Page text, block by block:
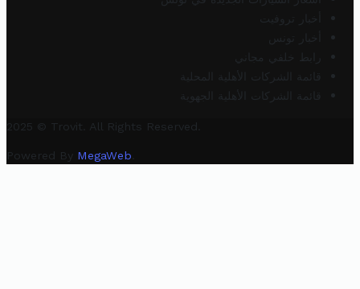
أخبار تروفيت
أخبار تونس
رابط خلفي مجاني
قائمة الشركات الأهلية المحلية
قائمة الشركات الأهلية الجهوية
2025 © Trovit. All Rights Reserved.
Powered By MegaWeb